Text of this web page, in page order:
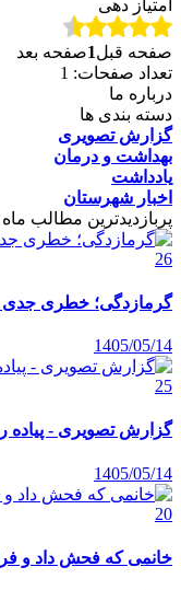
امتیاز دهی
صفحه قبل1صفحه بعد
تعداد صفحات: 1
درباره ما
دسته بندی ها
گزارش تصویری
بهداشت و درمان
یادداشت
اخبار شهرستان
پربازدیدترین مطالب ماه
26
گرمازدگی؛ خطری جدی
1405/05/14
25
گزارش تصویری - پیاده روی
1405/05/14
20
خانمی که فحش داد و